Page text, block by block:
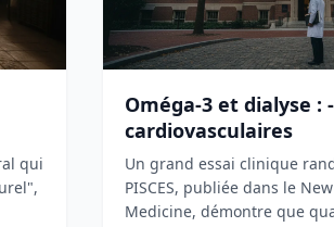
qui
Oméga-3 et dialyse :
cardiovasculaires
Un grand essai clinique
PISCES, publiée dans le
Medicine, démontre que